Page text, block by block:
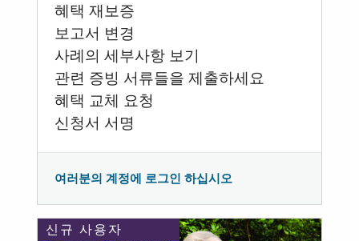
혜택 재보증
보고서 변경
사례의 세부사항 보기
관련 증빙 서류들을 제출하세요
혜택 교체 요청
신청서 서명
여러분의 계정에 로그인 하십시오
신규 사용자